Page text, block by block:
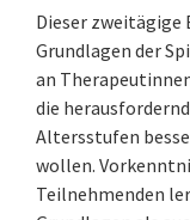
Dieser
Grundlagen der
an
die
Altersstufen
wollen.
Teilnehmenden